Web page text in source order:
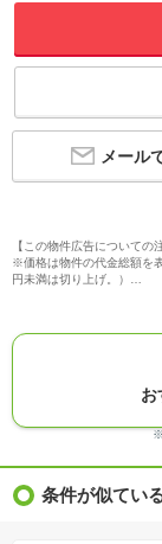
メール
【この物件広告についての
※価格は物件の代金総額を
円未満は切り上げ。）
※写真に写っている、また
※建築条件付き土地価格に
※物件情報は、原則として
※完成予想図はいずれも外
※モデルルーム・モデルハ
※ＣＧ合成の画像の場合、
※物件特徴：販売戸数が複
※価格更新：物件価格が変
お
条件が似てい